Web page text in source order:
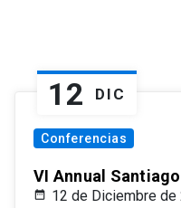
12 DIC
Conferencias
VI Annual
12 de Diciembre